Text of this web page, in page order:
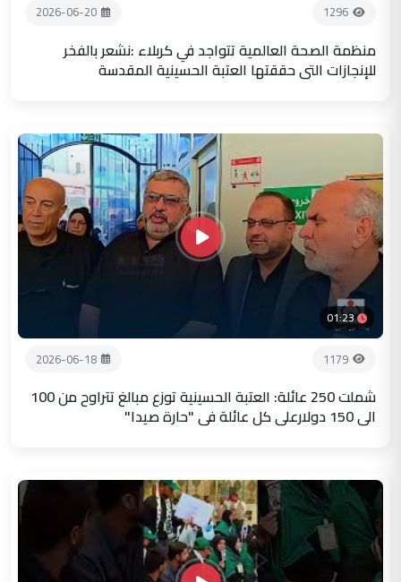
1296
2026-06-20
منظمة الصحة العالمية تتواجد في كربلاء :نشعر بالفخر
للإنجازات التي حققتها العتبة الحسينية المقدسة
01:23
1179
2026-06-18
شملت 250 عائلة: العتبة الحسينية توزع مبالغ تتراوح من 100
الى 150 دولارعلى كل عائلة في "حارة صيدا"